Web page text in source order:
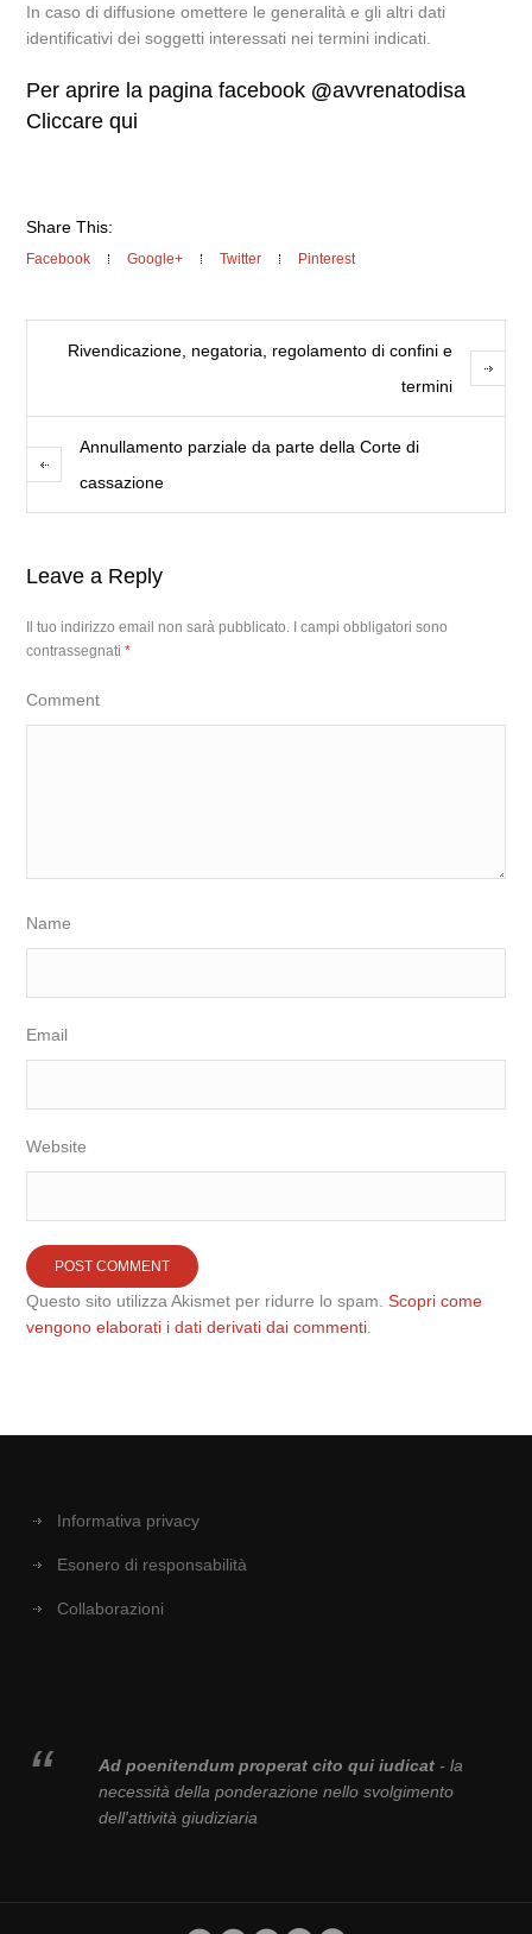
In caso di diffusione omettere le generalità e gli altri dati
identificativi dei soggetti interessati nei termini indicati.
Per aprire la pagina facebook @avvrenatodisa
Cliccare qui
Share This:
Facebook Google+ Twitter Pinterest
Rivendicazione, negatoria, regolamento di confini e
termini
Annullamento parziale da parte della Corte di
cassazione
Leave a Reply
Il tuo indirizzo email non sarà pubblicato.
I campi obbligatori sono
contrassegnati*
Comment
Name
Email
Website
Questo sito utilizza Akismet per ridurre lo spam.Scopri come
vengono elaborati i dati derivati dai commenti
Informativa privacy
Esonero di responsabilità
Collaborazioni
Ad poenitendum properat cito qui iudicat- la
necessità della ponderazione nello svolgimento
dell'attività giudiziaria